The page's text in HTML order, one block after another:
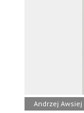
Andrzej Awsiej